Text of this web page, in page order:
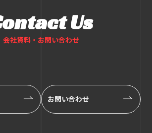
Us
会社資料・お問い合わせ
お問い合わせ